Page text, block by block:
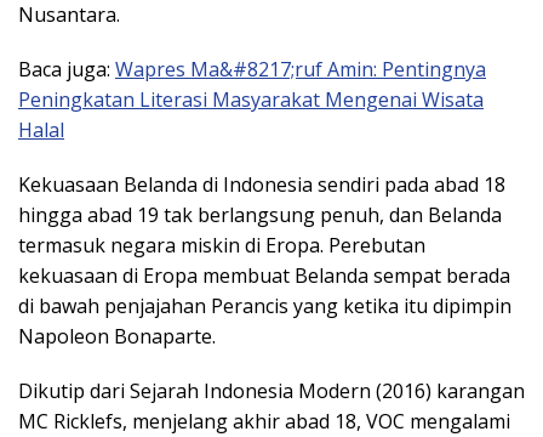
Nusantara.
Baca juga: Wapres Ma&#8217;ruf Amin: Pentingnya
Peningkatan Literasi Masyarakat Mengenai Wisata
Halal
Kekuasaan Belanda di Indonesia sendiri pada abad 18
hingga abad 19 tak berlangsung penuh, dan Belanda
termasuk negara miskin di Eropa. Perebutan
kekuasaan di Eropa membuat Belanda sempat berada
di bawah penjajahan Perancis yang ketika itu dipimpin
Napoleon Bonaparte.
Dikutip dari Sejarah Indonesia Modern (2016) karangan
MC Ricklefs, menjelang akhir abad 18, VOC mengalami